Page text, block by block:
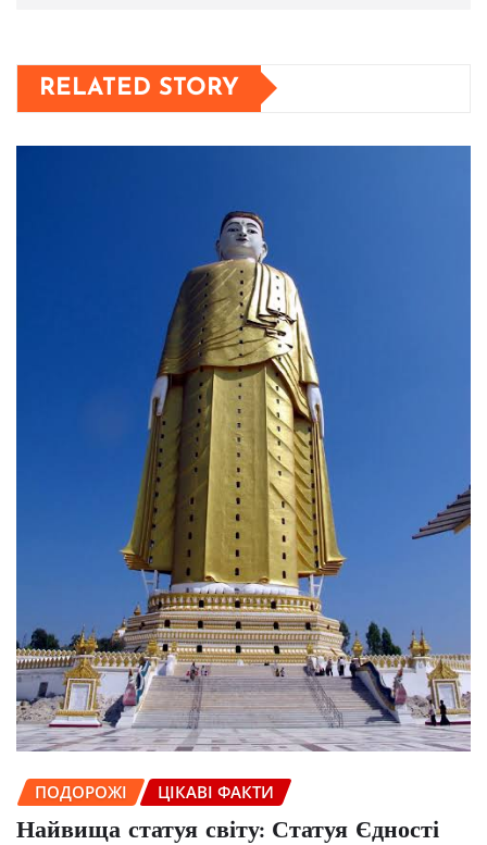
RELATED STORY
ПОДОРОЖІ ЦІКАВІ ФАКТИ
Найвища статуя світу: Статуя Єдності